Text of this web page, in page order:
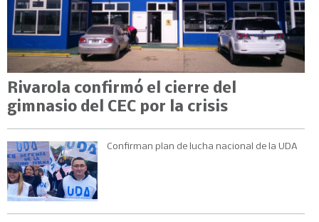
Rivarola confirmó el cierre del
gimnasio del CEC por la crisis
Confirman plan de lucha nacional de la UDA